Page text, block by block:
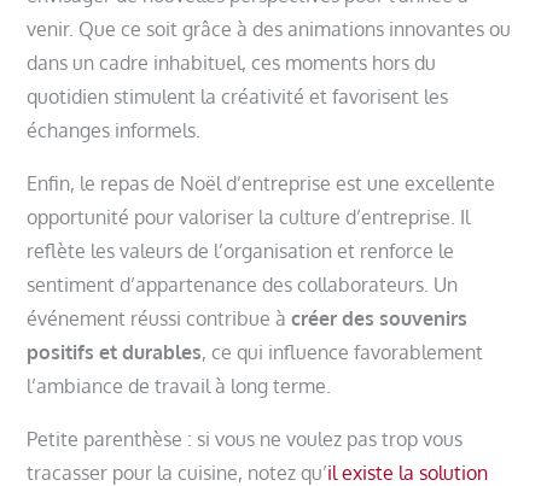
venir. Que ce soit grâce à des animations innovantes ou
dans un cadre inhabituel, ces moments hors du
quotidien stimulent la créativité et favorisent les
échanges informels.
Enfin, le repas de Noël d’entreprise est une excellente
opportunité pour valoriser la culture d’entreprise. Il
reflète les valeurs de l’organisation et renforce le
sentiment d’appartenance des collaborateurs. Un
événement réussi contribue àcréer des souvenirs
positifs et durables, ce qui influence favorablement
l’ambiance de travail à long terme.
Petite parenthèse : si vous ne voulez pas trop vous
tracasser pour la cuisine, notez qu’il existe la solution